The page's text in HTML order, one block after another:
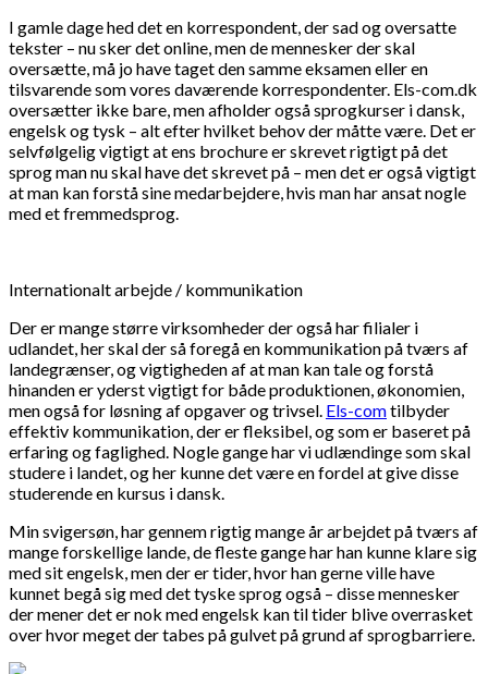
I gamle dage hed det en korrespondent, der sad og oversatte
tekster – nu sker det online, men de mennesker der skal
oversætte, må jo have taget den samme eksamen eller en
tilsvarende som vores daværende korrespondenter. Els-com.dk
oversætter ikke bare, men afholder også sprogkurser i dansk,
engelsk og tysk – alt efter hvilket behov der måtte være. Det er
selvfølgelig vigtigt at ens brochure er skrevet rigtigt på det
sprog man nu skal have det skrevet på – men det er også vigtigt
at man kan forstå sine medarbejdere, hvis man har ansat nogle
med et fremmedsprog.
Internationalt arbejde / kommunikation
Der er mange større virksomheder der også har filialer i
udlandet, her skal der så foregå en kommunikation på tværs af
landegrænser, og vigtigheden af at man kan tale og forstå
hinanden er yderst vigtigt for både produktionen, økonomien,
men også for løsning af opgaver og trivsel. Els-comtilbyder
effektiv kommunikation, der er fleksibel, og som er baseret på
erfaring og faglighed. Nogle gange har vi udlændinge som skal
studere i landet, og her kunne det være en fordel at give disse
studerende en kursus i dansk.
Min svigersøn, har gennem rigtig mange år arbejdet på tværs af
mange forskellige lande, de fleste gange har han kunne klare sig
med sit engelsk, men der er tider, hvor han gerne ville have
kunnet begå sig med det tyske sprog også – disse mennesker
der mener det er nok med engelsk kan til tider blive overrasket
over hvor meget der tabes på gulvet på grund af sprogbarriere.